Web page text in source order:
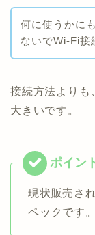
何に使うかに
ないでWi-Fi接
接続方法よりも
大きいです。
現状販売さ
ペックです。